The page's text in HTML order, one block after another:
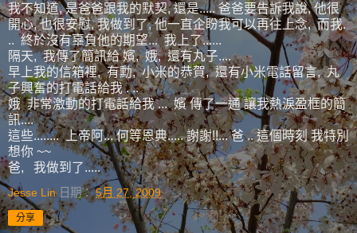
我不知道, 是爸爸跟我的默契, 還是..... 爸爸要告訴我說, 他很
開心, 也很安慰, 我做到了, 他一直企盼我可以再往上念, 而我.
.. 終於沒有辜負他的期望... 我上了......
隔天, 我傳了簡訊給 嬪, 娥, 還有丸子....
早上我的信箱裡, 有勳, 小米的恭賀, 還有小米電話留言, 丸
子興奮的打電話給我 . ..
娥 非常激動的打電話給我 ... 嬪 傳了一通 讓我熱淚盈框的簡
訊....
這些........ 上帝阿... 何等恩典..... 謝謝!!... 爸 .. 這個時刻 我特別
想你 ~~
爸, 我做到了.....
Jesse Lin 日期：5月 27, 2009
分享